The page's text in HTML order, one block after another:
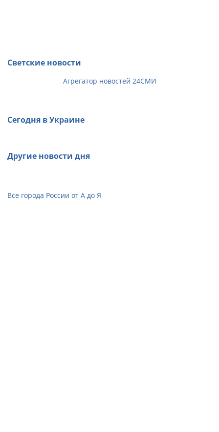
Светские новости
Агрегатор новостей 24СМИ
Сегодня в Украине
Другие новости дня
Все города России от А до Я